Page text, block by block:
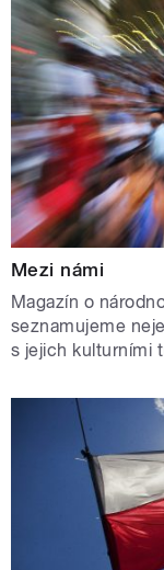
Mezi námi
Magazín o
seznamujeme
s jejich kulturními